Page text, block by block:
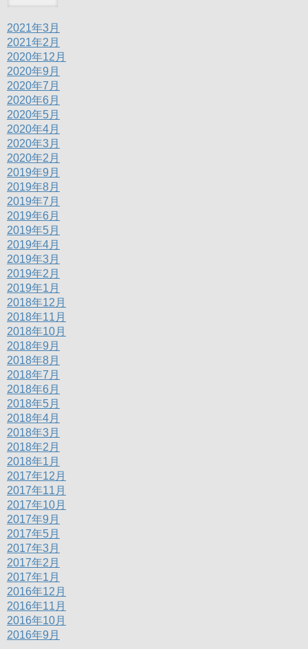
2021年3月
2021年2月
2020年12月
2020年9月
2020年7月
2020年6月
2020年5月
2020年4月
2020年3月
2020年2月
2019年9月
2019年8月
2019年7月
2019年6月
2019年5月
2019年4月
2019年3月
2019年2月
2019年1月
2018年12月
2018年11月
2018年10月
2018年9月
2018年8月
2018年7月
2018年6月
2018年5月
2018年4月
2018年3月
2018年2月
2018年1月
2017年12月
2017年11月
2017年10月
2017年9月
2017年5月
2017年3月
2017年2月
2017年1月
2016年12月
2016年11月
2016年10月
2016年9月